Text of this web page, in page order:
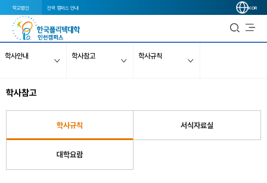
학교법인 전국 캠퍼스 안내 KOR
학사안내 학사참고 학사규칙
학사참고
학사규칙 서식자료실
대학요람